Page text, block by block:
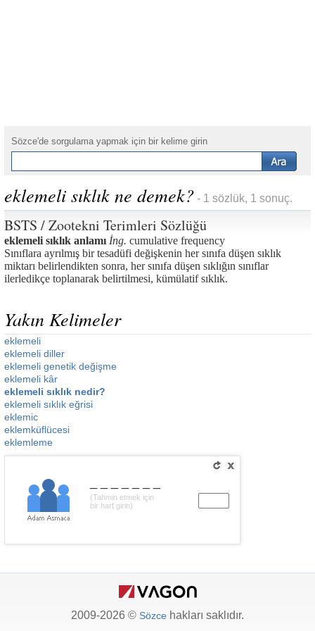
Sözce'de sorgulama yapmak için bir kelime girin
eklemeli sıklık ne demek? - 1 sözlük, 1 sonuç.
BSTS / Zootekni Terimleri Sözlüğü
eklemeli sıklık anlamı İng. cumulative frequency
Sınıflara ayrılmış bir tesadüfi değişkenin her sınıfa düşen sıklık
miktarı belirlendikten sonra, her sınıfa düşen sıklığın sınıflar
ilerledikçe toplanarak belirtilmesi, kümülatif sıklık.
Yakın Kelimeler
eklemeli
eklemeli diller
eklemeli genetik değişme
eklemeli kâr
eklemeli sıklık nedir?
eklemeli sıklık eğrisi
eklemic
eklemküflücesi
eklemleme
(Tahmin etmek için
bir harf girin)
2009-2026 © Sözce hakları saklıdır.